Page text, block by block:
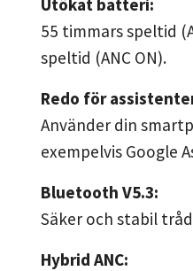
55 timmars speltid
speltid (ANC ON).
Redo för
Använder din
exempelvis Google
Bluetooth V5.3:
Säker och stabil
Hybrid ANC: